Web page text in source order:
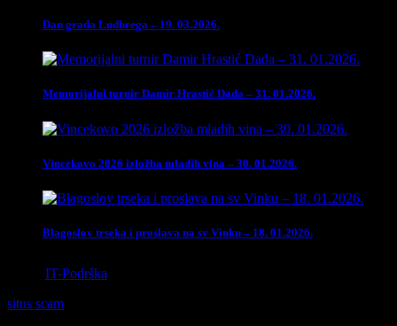
Dan grada Ludbrega – 19. 03.2026.
Memorijalni turnir Damir Hrastić Dada – 31. 01.2026.
Vincekovo 2026 izložba mladih vina – 30. 01.2026.
Blagoslov trseka i proslava na sv Vinku – 18. 01.2026.
IT-Podrška
situs scam